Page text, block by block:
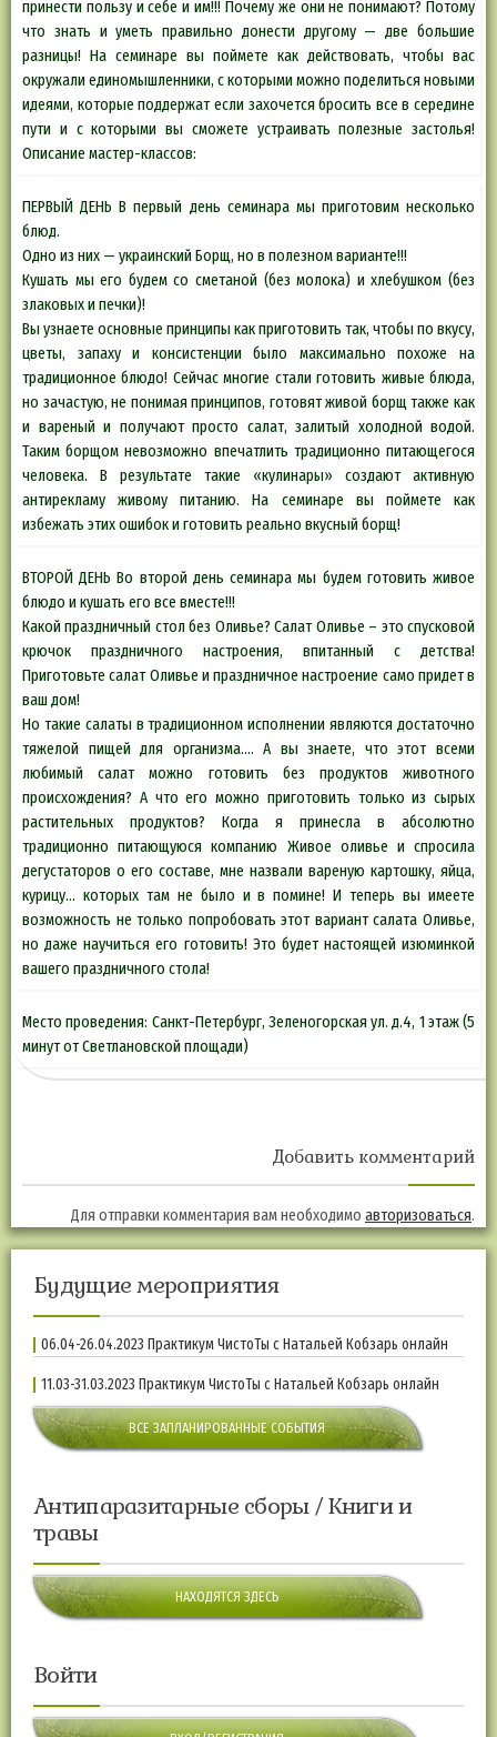
принести пользу и себе и им!!! Почему же они не понимают? Потому
что знать и уметь правильно донести другому — две большие
разницы! На семинаре вы поймете как действовать, чтобы вас
окружали единомышленники, с которыми можно поделиться новыми
идеями, которые поддержат если захочется бросить все в середине
пути и с которыми вы сможете устраивать полезные застолья!
Описание мастер-классов:
ПЕРВЫЙ ДЕНЬ В первый день семинара мы приготовим несколько
блюд.
Одно из них — украинский Борщ, но в полезном варианте!!!
Кушать мы его будем со сметаной (без молока) и хлебушком (без
злаковых и печки)!
Вы узнаете основные принципы как приготовить так, чтобы по вкусу,
цветы, запаху и консистенции было максимально похоже на
традиционное блюдо! Сейчас многие стали готовить живые блюда,
но зачастую, не понимая принципов, готовят живой борщ также как
и вареный и получают просто салат, залитый холодной водой.
Таким борщом невозможно впечатлить традиционно питающегося
человека. В результате такие «кулинары» создают активную
антирекламу живому питанию. На семинаре вы поймете как
избежать этих ошибок и готовить реально вкусный борщ!
ВТОРОЙ ДЕНЬ Во второй день семинара мы будем готовить живое
блюдо и кушать его все вместе!!!
Какой праздничный стол без Оливье? Салат Оливье – это спусковой
крючок праздничного настроения, впитанный с детства!
Приготовьте салат Оливье и праздничное настроение само придет в
ваш дом!
Но такие салаты в традиционном исполнении являются достаточно
тяжелой пищей для организма…. А вы знаете, что этот всеми
любимый салат можно готовить без продуктов животного
происхождения? А что его можно приготовить только из сырых
растительных продуктов? Когда я принесла в абсолютно
традиционно питающуюся компанию Живое оливье и спросила
дегустаторов о его составе, мне назвали вареную картошку, яйца,
курицу… которых там не было и в помине! И теперь вы имеете
возможность не только попробовать этот вариант салата Оливье,
но даже научиться его готовить! Это будет настоящей изюминкой
вашего праздничного стола!
Место проведения: Санкт-Петербург, Зеленогорская ул. д.4, 1 этаж (5
минут от Светлановской площади)
Добавить комментарий
Для отправки комментария вам необходимо авторизоваться.
Будущие мероприятия
06.04-26.04.2023 Практикум ЧистоТы с Натальей Кобзарь онлайн
11.03-31.03.2023 Практикум ЧистоТы с Натальей Кобзарь онлайн
ВСЕ ЗАПЛАНИРОВАННЫЕ СОБЫТИЯ
Антипаразитарные сборы / Книги и
травы
НАХОДЯТСЯ ЗДЕСЬ
Войти